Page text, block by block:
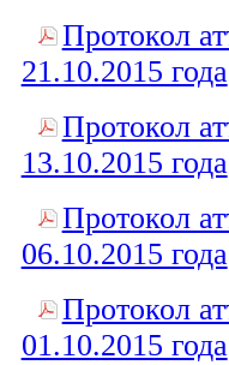
Протокол
21.10.2015 года
Протокол
13.10.2015 года
Протокол
06.10.2015 года
Протокол
01.10.2015 года